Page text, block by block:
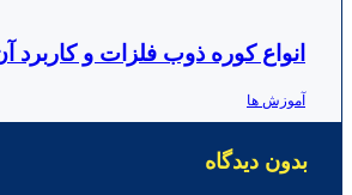
انواع کوره ذوب فلزات و کاربرد
آموزش ها
بدون دیدگاه